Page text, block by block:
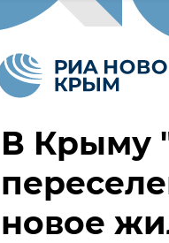
В Крыму
новое